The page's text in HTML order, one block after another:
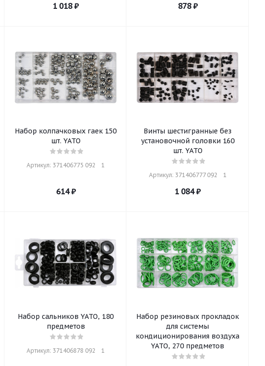
1 018₽ 878₽
Набор колпачковых гаек 150
шт. YATO
Артикул: 371406775 092    1
614₽
Винты шестигранные без
установочной головки 160
шт. YATO
Артикул: 371406777 092    1
1 084₽
Набор сальников YATO, 180
предметов
Артикул: 371406878 092    1
Набор резиновых прокладок
для системы
кондиционирования воздуха
YATO, 270 предметов